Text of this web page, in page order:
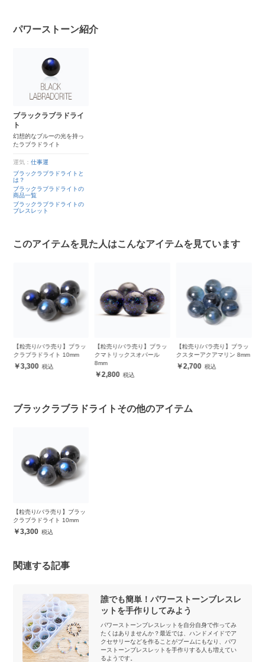
パワーストーン紹介
ブラックラブラドライ
ト
幻想的なブルーの光を持っ
たラブラドライト
運気：仕事運
ブラックラブラドライトと
は？
ブラックラブラドライトの
商品一覧
ブラックラブラドライトの
ブレスレット
このアイテムを見た人はこんなアイテムを見ています
【粒売り/バラ売り】ブラッ
クマトリックスオパール
8mm
【粒売り/バラ売り】ブラッ
クスターアクアマリン 8mm
2,700
【粒売り/バラ売り】ラブラ
ドライト 8mm
800
ブラックラブラドライトその他のアイテム
【粒売り/バラ売り】ブラッ
クラブラドライト 10mm
3,300
関連する記事
誰でも簡単！パワーストーンブレスレ
ットを手作りしてみよう
パワーストーンブレスレットを自分自身で作ってみ
たくはありませんか？最近では、ハンドメイドでア
クセサリーなどを作ることがブームにもなり、パワ
ーストーンブレスレットを手作りする人も増えてい
るようです。